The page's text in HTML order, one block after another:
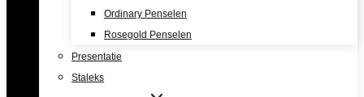
Ordinary Penselen
Rosegold Penselen
Presentatie
Staleks